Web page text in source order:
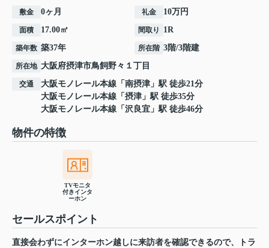
敷金 0ヶ月 礼金 10万円
面積 17.00㎡ 間取り 1R
築年数 築37年 所在階 3階/3階建
所在地 大阪府摂津市鳥飼野々 １丁目
交通 大阪モノレール本線 「 南摂津 」駅 徒歩21分
大阪モノレール本線 「 摂津 」駅 徒歩35分
大阪モノレール本線 「 沢良宜 」駅 徒歩46分
物件の特徴
TVモニタ
付きインタ
ーホン
セールスポイント
直接会わずにインターホン越しに来訪者を確認できるので、トラ